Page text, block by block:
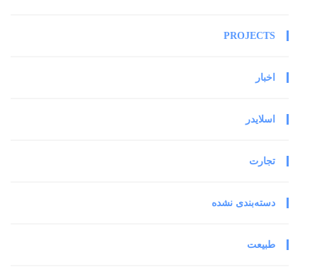
PROJECTS
اخبار
اسلایدر
تجارت
دسته‌بندی نشده
طبیعت